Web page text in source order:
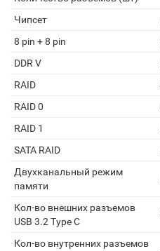
Чипсет
8 pin + 8 pin
DDR V
RAID
RAID 0
RAID 1
SATA RAID
Двухканальный режим
памяти
Кол-во внешних разъемов
USB 3.2 Type C
Кол-во внутренних разъемов